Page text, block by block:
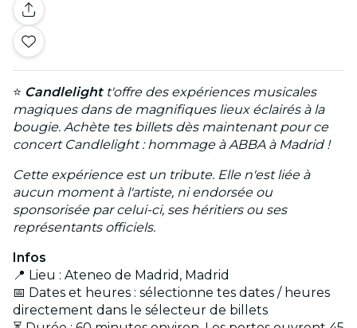
⭐ Candlelightt'offre des expériences musicales
magiques dans de magnifiques lieux éclairés à la
bougie. Achète tes billets dès maintenant pour ce
concert Candlelight : hommage à ABBA à Madrid !
Cette expérience est un tribute. Elle n'est liée à
aucun moment à l'artiste, ni endorsée ou
sponsorisée par celui-ci, ses héritiers ou ses
représentants officiels.
Infos
📍 Lieu : Ateneo de Madrid, Madrid
📅 Dates et heures : sélectionne tes dates / heures
directement dans le sélecteur de billets